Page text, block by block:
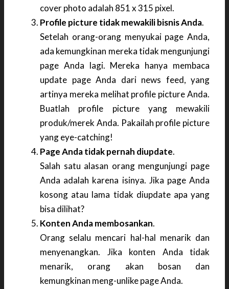
cover photo adalah 851 x 315 pixel.
Profile picture tidak mewakili bisnis Anda.
Setelah orang-orang menyukai page Anda,
ada kemungkinan mereka tidak mengunjungi
page Anda lagi. Mereka hanya membaca
update page Anda dari news feed, yang
artinya mereka melihat profile picture Anda.
Buatlah profile picture yang mewakili
produk/merek Anda. Pakailah profile picture
yang eye-catching!
Page Anda tidak pernah diupdate.
Salah satu alasan orang mengunjungi page
Anda adalah karena isinya. Jika page Anda
kosong atau lama tidak diupdate apa yang
bisa dilihat?
Konten Anda membosankan.
Orang selalu mencari hal-hal menarik dan
menyenangkan. Jika konten Anda tidak
menarik, orang akan bosan dan
kemungkinan meng-unlike page Anda.